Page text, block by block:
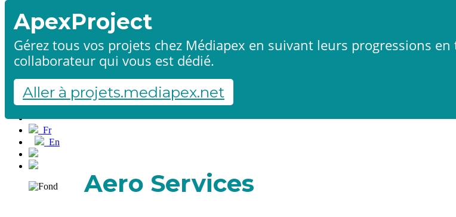
Accueil
Références
Contact
Démarrer un projet
Fr
En
Aero Services
ApexProject
Gérez tous vos projets chez Médiapex en suivant leurs progressions
collaborateur qui vous est dédié.
Aller à projets.mediapex.net